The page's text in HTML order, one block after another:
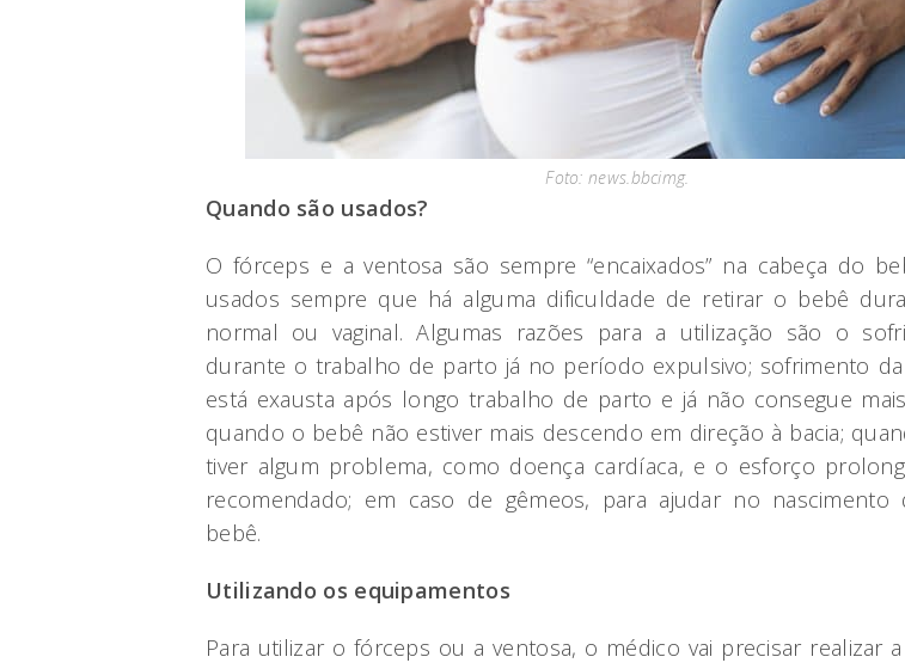
Foto: news.bbcimg.
Quando são usados?
O fórceps e a ventosa são sempre “encaixados” na cabeça do
usados sempre que há alguma dificuldade de retirar o bebê
normal ou vaginal. Algumas razões para a utilização são o
durante o trabalho de parto já no período expulsivo; sofrimento
está exausta após longo trabalho de parto e já não consegue
quando o bebê não estiver mais descendo em direção à bacia;
tiver algum problema, como doença cardíaca, e o esforço
recomendado; em caso de gêmeos, para ajudar no nascimento
bebê.
Utilizando os equipamentos
Para utilizar o fórceps ou a ventosa, o médico vai precisar realizar